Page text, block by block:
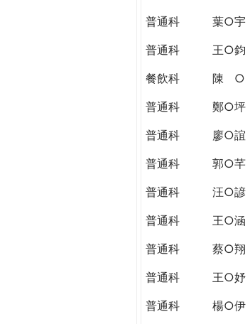
普通科
葉○宇
普通科
王○鈞
餐飲科
陳 ○
普通科
鄭○坪
普通科
廖○誼
普通科
郭○芊
普通科
汪○諺
普通科
王○涵
普通科
蔡○翔
普通科
王○妤
普通科
楊○伊